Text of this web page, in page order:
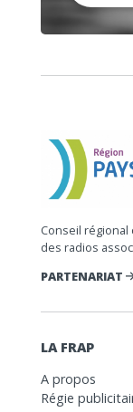
Conseil
des radios
PARTENARIAT
LA FRAP
A propos
Régie